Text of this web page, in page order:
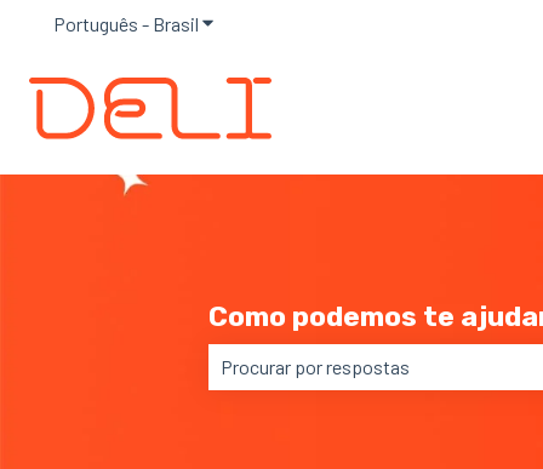
Português - Brasil Mostrar submenu para traduções
Como podemos te